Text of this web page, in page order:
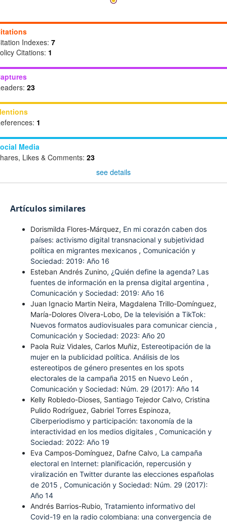
Indexes: 7
Citations: 1
23
1
Media
Likes & Comments: 23
see details
Artículos similares
Dorismilda Flores-Márquez, En mi corazón caben dos
países: activismo digital transnacional y subjetividad
política en migrantes mexicanos , Comunicación y
Sociedad: 2019: Año 16
Esteban Andrés Zunino, ¿Quién define la agenda? Las
fuentes de información en la prensa digital argentina ,
Comunicación y Sociedad: 2019: Año 16
Juan Ignacio Martin Neira, Magdalena Trillo-Domínguez,
María-Dolores Olvera-Lobo, De la televisión a TikTok:
Nuevos formatos audiovisuales para comunicar ciencia ,
Comunicación y Sociedad: 2023: Año 20
Paola Ruiz Vidales, Carlos Muñiz, Estereotipación de la
mujer en la publicidad política. Análisis de los
estereotipos de género presentes en los spots
electorales de la campaña 2015 en Nuevo León ,
Comunicación y Sociedad: Núm. 29 (2017): Año 14
Kelly Robledo-Dioses, Santiago Tejedor Calvo, Cristina
Pulido Rodríguez, Gabriel Torres Espinoza,
Ciberperiodismo y participación: taxonomía de la
interactividad en los medios digitales , Comunicación y
Sociedad: 2022: Año 19
Eva Campos-Domínguez, Dafne Calvo, La campaña
electoral en Internet: planificación, repercusión y
viralización en Twitter durante las elecciones españolas
de 2015 , Comunicación y Sociedad: Núm. 29 (2017):
Año 14
Andrés Barrios-Rubio, Tratamiento informativo del
Covid-19 en la radio colombiana: una convergencia de